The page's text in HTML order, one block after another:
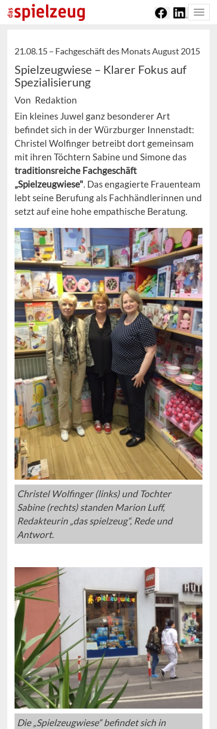
21.08.15 – Fachgeschäft des Monats August 2015
Spielzeugwiese – Klarer Fokus auf
Spezialisierung
Von Redaktion
Ein kleines Juwel ganz besonderer Art
befindet sich in der Würzburger Innenstadt:
Christel Wolfinger betreibt dort gemeinsam
mit ihren Töchtern Sabine und Simone das
traditionsreiche Fachgeschäft
„Spielzeugwiese". Das engagierte Frauenteam
lebt seine Berufung als Fachhändlerinnen und
setzt auf eine hohe empathische Beratung.
Christel Wolfinger (links) und Tochter
Sabine (rechts) standen Marion Luff,
Redakteurin „das spielzeug“, Rede und
Antwort.
Die „Spielzeugwiese“ befindet sich in